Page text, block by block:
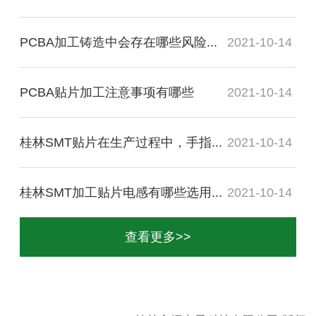
PCBA加工铸造中会存在哪些风险... 2021-10-14
PCBA贴片加工注意事项有哪些 2021-10-14
桂林SMT贴片在生产过程中，手指... 2021-10-14
桂林SMT加工贴片电感有哪些选用... 2021-10-14
查看更多>>